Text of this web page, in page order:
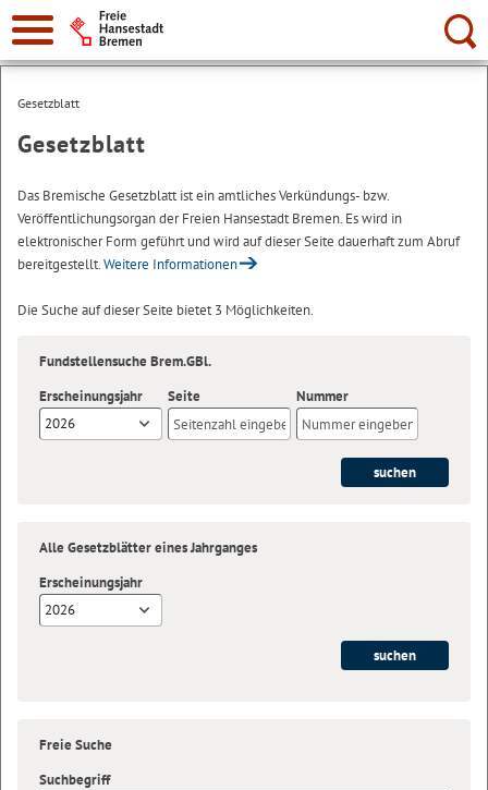
Suche:
Gesetzblatt
Gesetzblatt
Das Bremische Gesetzblatt ist ein amtliches Verkündungs- bzw.
Veröffentlichungsorgan der Freien Hansestadt Bremen. Es wird in
elektronischer Form geführt und wird auf dieser Seite dauerhaft zum Abruf
bereitgestellt.Weitere Informationen
Die Suche auf dieser Seite bietet 3 Möglichkeiten.
Fundstellensuche Brem.GBl.
Erscheinungsjahr
2026
Seite Nummer
Alle Gesetzblätter eines Jahrganges
Erscheinungsjahr
2026
Freie Suche
Suchbegriff